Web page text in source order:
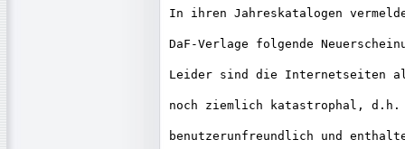
In ihren Jahreskatalogen
DaF-Verlage folgende
Leider sind die Internetseiten
noch ziemlich katastrophal, d.h.
benutzerunfreundlich und